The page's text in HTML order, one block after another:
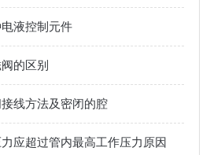
液控制元件
的区别
线方法及密闭的腔
应超过管内最高工作压力原因